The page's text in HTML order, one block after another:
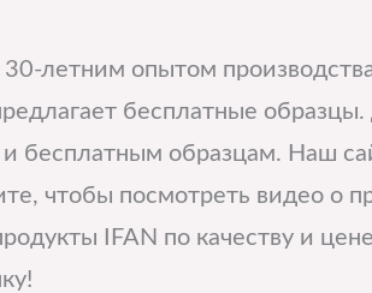
летним опытом
бесплатные
и бесплатным образцам. Наш
чтобы посмотреть видео о
IFAN по качеству и